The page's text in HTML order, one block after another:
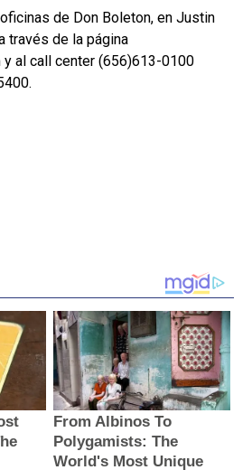
de Don Boleton, en Justin
través de la página
al call center (656)613-0100